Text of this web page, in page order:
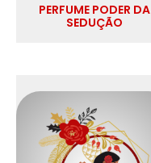
PERFUME PODER DA
SEDUÇÃO